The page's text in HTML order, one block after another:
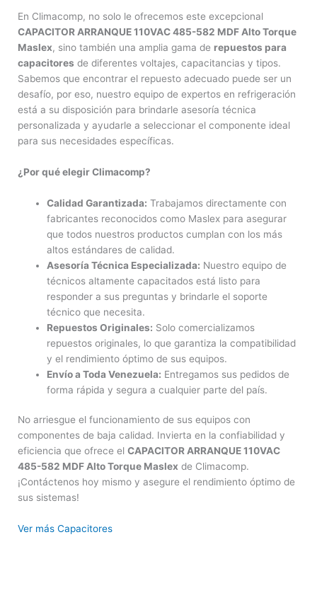
En Climacomp, no solo le ofrecemos este excepcional
CAPACITOR ARRANQUE 110VAC 485-582 MDF Alto Torque
Maslex, sino también una amplia gama de repuestos para
capacitores de diferentes voltajes, capacitancias y tipos.
Sabemos que encontrar el repuesto adecuado puede ser un
desafío, por eso, nuestro equipo de expertos en refrigeración
está a su disposición para brindarle asesoría técnica
personalizada y ayudarle a seleccionar el componente ideal
para sus necesidades específicas.
¿Por qué elegir Climacomp?
Calidad Garantizada: Trabajamos directamente con
fabricantes reconocidos como Maslex para asegurar
que todos nuestros productos cumplan con los más
altos estándares de calidad.
Asesoría Técnica Especializada: Nuestro equipo de
técnicos altamente capacitados está listo para
responder a sus preguntas y brindarle el soporte
técnico que necesita.
Repuestos Originales: Solo comercializamos
repuestos originales, lo que garantiza la compatibilidad
y el rendimiento óptimo de sus equipos.
Envío a Toda Venezuela: Entregamos sus pedidos de
forma rápida y segura a cualquier parte del país.
No arriesgue el funcionamiento de sus equipos con
componentes de baja calidad. Invierta en la confiabilidad y
eficiencia que ofrece el CAPACITOR ARRANQUE 110VAC
485-582 MDF Alto Torque Maslex de Climacomp.
¡Contáctenos hoy mismo y asegure el rendimiento óptimo de
sus sistemas!
Ver más Capacitores